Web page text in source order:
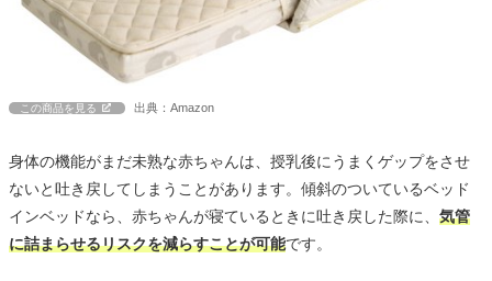
この商品を見る 出典：Amazon
身体の機能がまだ未熟な赤ちゃんは、授乳後にうまくゲップをさせ
ないと吐き戻してしまうことがあります。傾斜のついているベッド
インベッドなら、赤ちゃんが寝ているときに吐き戻した際に、 気管
に詰まらせるリスクを減らすことが可能です。